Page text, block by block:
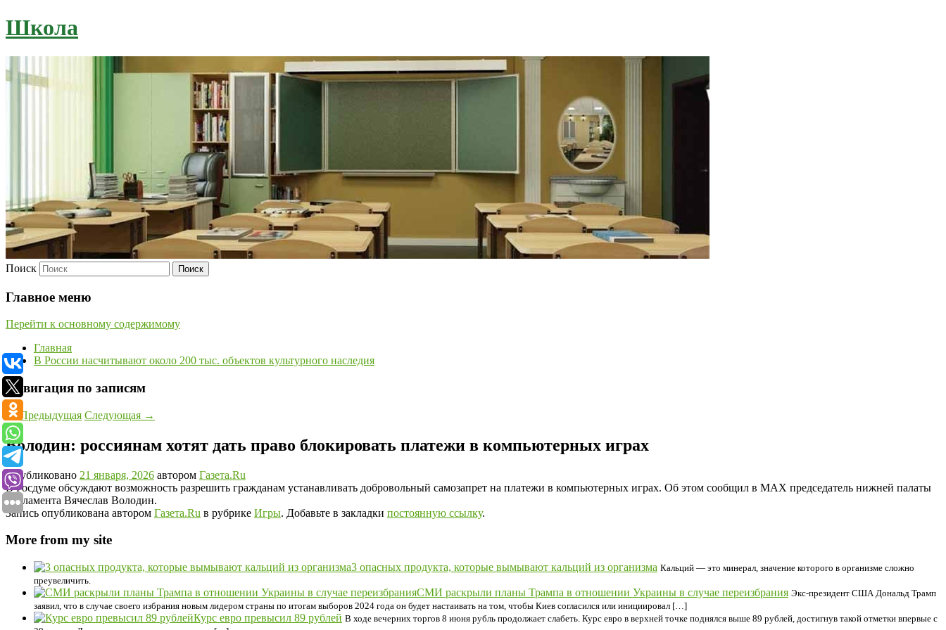
Школа
Поиск
Главное меню
Перейти к основному содержимому
Главная
В России насчитывают около 200 тыс. объектов культурного наследия
Навигация по записям
←Предыдущая Следующая →
Володин: россиянам хотят дать право блокировать платежи в компьютерных играх
Опубликовано 21 января, 2026 автором Газета.Ru
В Госдуме обсуждают возможность разрешить гражданам устанавливать добровольный самозапрет на платежи в компьютерных играх. Об этом сообщил в MAX председатель нижней палаты
парламента Вячеслав Володин.
Запись опубликована автором Газета.Ru в рубрике Игры. Добавьте в закладки постоянную ссылку.
More from my site
3 опасных продукта, которые вымывают кальций из организма Кальций — это минерал, значение которого в организме сложно
преувеличить.
СМИ раскрыли планы Трампа в отношении Украины в случае переизбрания Экс-президент США Дональд Трамп
заявил, что в случае своего избрания новым лидером страны по итогам выборов 2024 года он будет настаивать на том, чтобы Киев согласился или инициировал […]
Курс евро превысил 89 рублей В ходе вечерних торгов 8 июня рубль продолжает слабеть. Курс евро в верхней точке поднялся выше 89 рублей, достигнув такой отметки впервые с